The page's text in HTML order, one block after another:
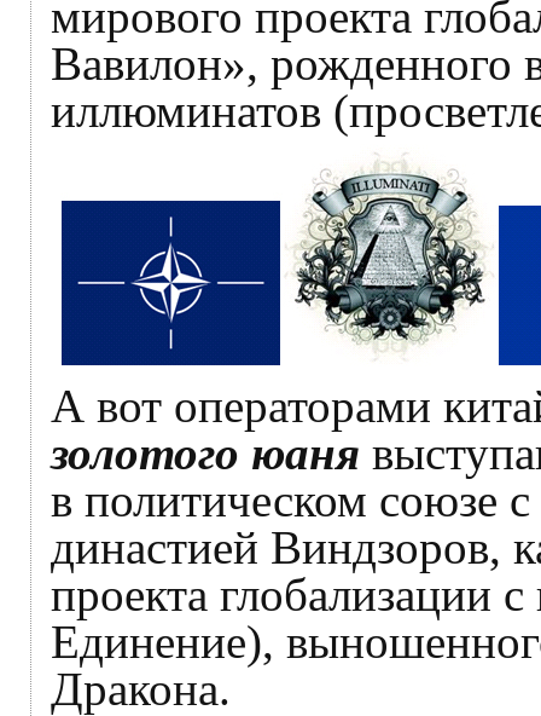
мирового проекта
Вавилон», рожденного
иллюминатов
А вот операторами
золотого юаня
в политическом союзе
династией Виндзоров,
проекта глобализации
Единение),
Дракона.